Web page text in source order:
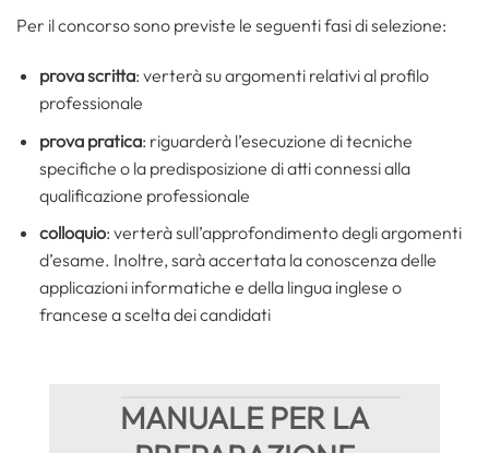
Per il concorso sono previste le seguenti fasi di selezione:
prova scritta: verterà su argomenti relativi al profilo
professionale
prova pratica: riguarderà l’esecuzione di tecniche
specifiche o la predisposizione di atti connessi alla
qualificazione professionale
colloquio: verterà sull’approfondimento degli argomenti
d’esame. Inoltre, sarà accertata la conoscenza delle
applicazioni informatiche e della lingua inglese o
francese a scelta dei candidati
MANUALE PER LA